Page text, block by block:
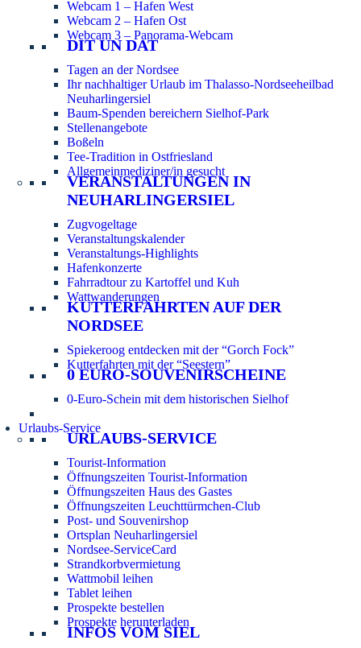
Webcam 1 – Hafen West
Webcam 2 – Hafen Ost
Webcam 3 – Panorama-Webcam
DIT UN DAT
Tagen an der Nordsee
Ihr nachhaltiger Urlaub im Thalasso-Nordseeheilbad
Neuharlingersiel
Baum-Spenden bereichern Sielhof-Park
Stellenangebote
Boßeln
Tee-Tradition in Ostfriesland
Allgemeinmediziner/in gesucht
VERANSTALTUNGEN IN
NEUHARLINGERSIEL
Zugvogeltage
Veranstaltungskalender
Veranstaltungs-Highlights
Hafenkonzerte
Fahrradtour zu Kartoffel und Kuh
Wattwanderungen
KUTTERFAHRTEN AUF DER
NORDSEE
Spiekeroog entdecken mit der “Gorch Fock”
Kutterfahrten mit der “Seestern”
0 EURO-SOUVENIRSCHEINE
0-Euro-Schein mit dem historischen Sielhof
Urlaubs-Service
URLAUBS-SERVICE
Tourist-Information
Öffnungszeiten Tourist-Information
Öffnungszeiten Haus des Gastes
Öffnungszeiten Leuchttürmchen-Club
Post- und Souvenirshop
Ortsplan Neuharlingersiel
Nordsee-ServiceCard
Strandkorbvermietung
Wattmobil leihen
Tablet leihen
Prospekte bestellen
Prospekte herunterladen
INFOS VOM SIEL